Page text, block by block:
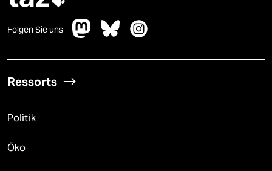
Folgen Sie uns
Ressorts
Politik
Öko